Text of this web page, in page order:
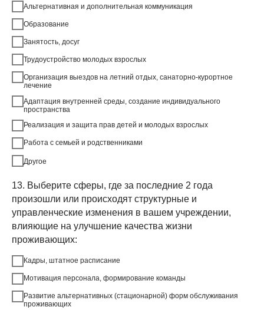
Альтернативная и дополнительная коммуникация
Образование
Занятость, досуг
Трудоустройство молодых взрослых
Организация выездов на летний отдых, санаторно-курортное
лечение
Адаптация внутренней среды, создание индивидуального
пространства
Реализация и защита прав детей и молодых взрослых
Работа с семьей и родственниками
Другое
13. Выберите сферы, где за последние 2 года
произошли или происходят структурные и
управленческие изменения в вашем учреждении,
влияющие на улучшение качества жизни
проживающих:
Кадры, штатное расписание
Мотивация персонала, формирование команды
Развитие альтернативных (стационарной) форм обслуживания
проживающих